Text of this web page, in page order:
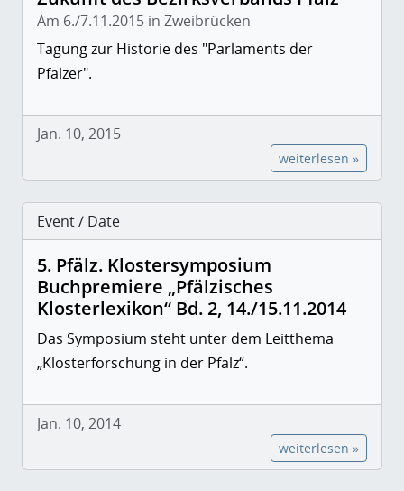
Am 6./7.11.2015 in Zweibrücken
Tagung zur Historie des "Parlaments der
Pfälzer".
Jan. 10, 2015
weiterlesen »
Event / Date
5. Pfälz. Klostersymposium
Buchpremiere „Pfälzisches
Klosterlexikon“ Bd. 2, 14./15.11.2014
Das Symposium steht unter dem Leitthema
„Klosterforschung in der Pfalz“.
Jan. 10, 2014
weiterlesen »